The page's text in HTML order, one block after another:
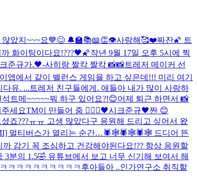
않았지~~~요💙😊 🔔🏫📚📖👏👁사랑해🥰❤️짜잔🌠 트
화이팅이다요!???🖤🌠작년 9월 17일 오후 5시에 찍
준규가.🖤-사히랑 짤칵 짤칵 📸📸트레저 메이커 선
에서 같이 밸런스 게임을 하고 싶은데!!! 미리 여기
다유. ... 트레저 친구들에게. 애들아 내가 많이 사랑하
트메~~~~~뭐 하구 있어요?!😊어제 퇴근 하면서 📸
세요TM이 만들어 줌 🧚🏻‍♀️🖤시크준규🖤짠 😊
죠???ㅠㅠ 고생 많았다구 응원해 드리고 싶어서 왔
멀티버스가 열리는 순간…🕷🕸🕷🕸🕷🕸 드디어 뜬
감기 꼭 조심하고 건강해야된다요!?? 항상 응원할
3분의 1.5🤣 유튜브에서 보고 너무 신기해 보여서 해
ㅋㅋㅋㅋㅋㅋㅋㅋㅋ후아들아 ..인가연구소 취직할